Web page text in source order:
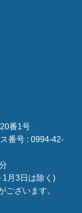
番1号
番号 : 0994-42-
1月3日は除く)
ざいます。